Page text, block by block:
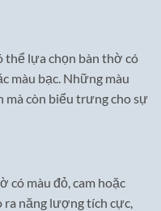
thể lựa chọn bàn thờ có
màu bạc. Những màu
mà còn biểu trưng cho sự
có màu đỏ, cam hoặc
ra năng lượng tích cực,